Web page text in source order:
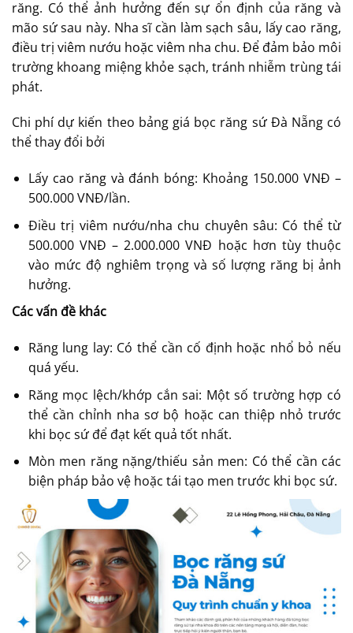
răng. Có thể ảnh hưởng đến sự ổn định của răng và
mão sứ sau này. Nha sĩ cần làm sạch sâu, lấy cao răng,
điều trị viêm nướu hoặc viêm nha chu. Để đảm bảo môi
trường khoang miệng khỏe sạch, tránh nhiễm trùng tái
phát.
Chi phí dự kiến theo bảng giá bọc răng sứ Đà Nẵng có
thể thay đổi bởi
Lấy cao răng và đánh bóng: Khoảng 150.000 VNĐ –
500.000 VNĐ/lần.
Điều trị viêm nướu/nha chu chuyên sâu: Có thể từ
500.000 VNĐ – 2.000.000 VNĐ hoặc hơn tùy thuộc
vào mức độ nghiêm trọng và số lượng răng bị ảnh
hưởng.
Các vấn đề khác
Răng lung lay: Có thể cần cố định hoặc nhổ bỏ nếu
quá yếu.
Răng mọc lệch/khớp cắn sai: Một số trường hợp có
thể cần chỉnh nha sơ bộ hoặc can thiệp nhỏ trước
khi bọc sứ để đạt kết quả tốt nhất.
Mòn men răng nặng/thiếu sản men: Có thể cần các
biện pháp bảo vệ hoặc tái tạo men trước khi bọc sứ.